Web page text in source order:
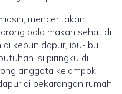
menceritakan
pola makan sehat di
kebun dapur, ibu-ibu
isi piringku di
anggota kelompok
di pekarangan rumah